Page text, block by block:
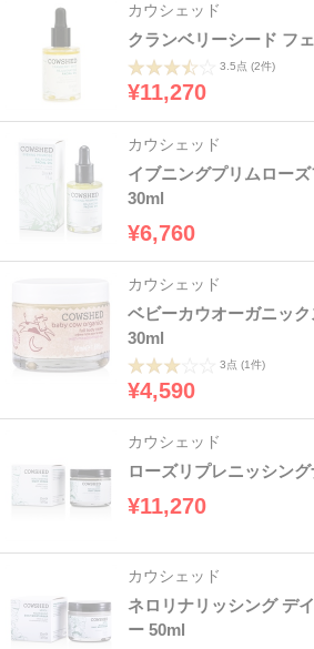
カウシェッド
クランベリーシード フ
3.5点 (2件)
¥11,270
カウシェッド
イブニングプリムロー
30ml
¥6,760
カウシェッド
ベビーカウオーガニッ
30ml
3点 (1件)
¥4,590
カウシェッド
ローズリプレニッシン
¥11,270
カウシェッド
ネロリナリッシング デ
ー 50ml